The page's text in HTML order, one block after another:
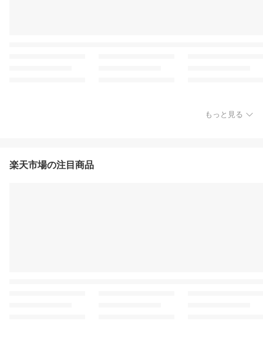
もっと見る
楽天市場の注目商品